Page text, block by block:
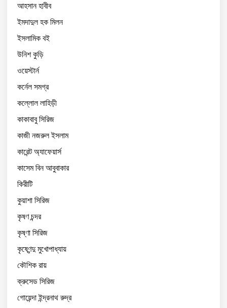
আহসান হাবীব
ইমদাদুল হক মিলন
ইসলামিক বই
উনিশ কুড়ি
ওয়েস্টার্ন
কর্নেল সমগ্র
কল্লোল লাহিড়ী
কাকাবাবু সিরিজ
কাজী নজরুল ইসলাম
কারেন্ট অ্যাফেয়ার্স
কাসেম বিন আবুবাকার
কিরীটি
কুয়াশা সিরিজ
কৃষণ চন্দর
কৃষ্ণা সিরিজ
কৃষ্ণেন্দু মুখোপাধ্যায়
কৌশিক রায়
ক্রুসেড সিরিজ
গোয়েন্দা ইন্দ্রনাথ রুদ্র